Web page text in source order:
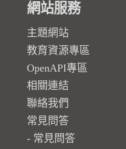
網站服務
主題網站
教育資源專區
OpenAPI專區
相關連結
聯絡我們
常見問答
常見問答